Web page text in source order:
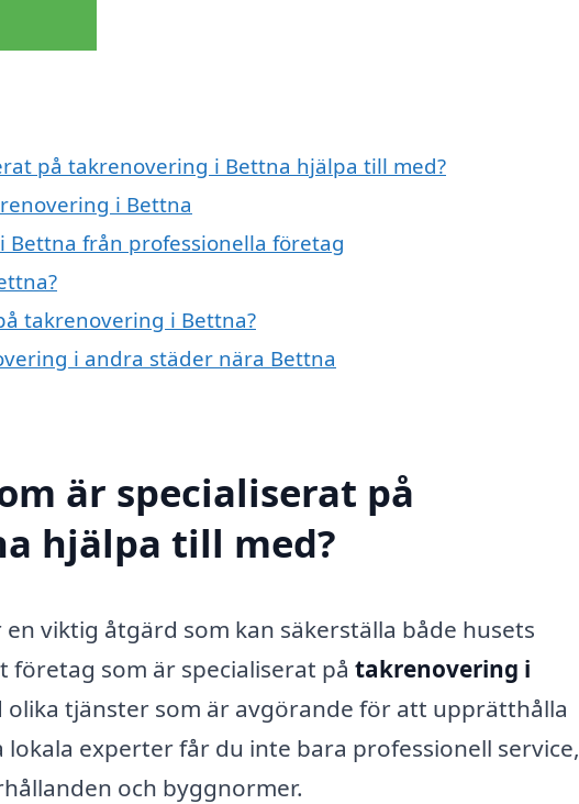
på takrenovering i Bettna hjälpa till med?
i Bettna
från professionella företag
takrenovering i Bettna?
i andra städer nära Bettna
är specialiserat på
hjälpa till med?
viktig åtgärd som kan säkerställa både husets
företag som är specialiserat på takrenovering i
olika tjänster som är avgörande för att upprätthålla
experter får du inte bara professionell service,
och byggnormer.